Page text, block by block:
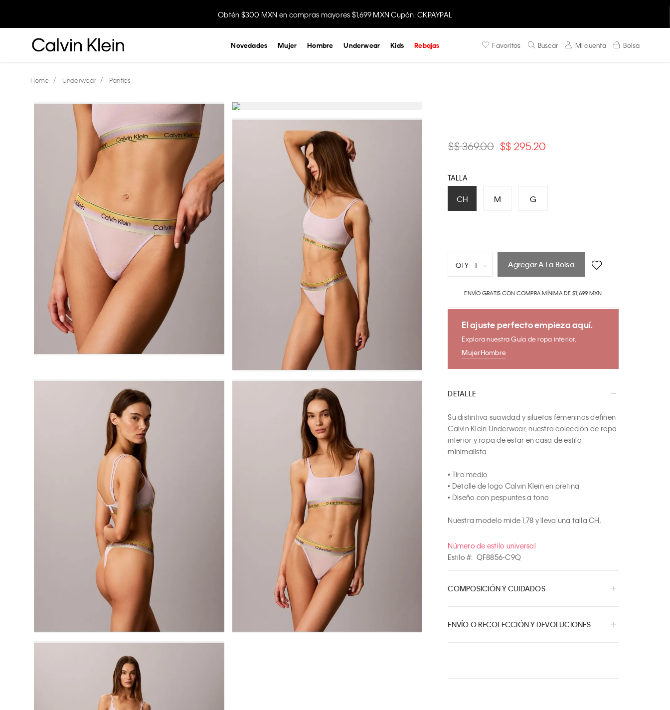
Obtén $300 MXN en compras mayores $1,699 MXN Cupón: CKPAYPAL
Disfruta envío gratis comprando en la app.
Favoritos Buscar Mi cuenta Bolsa
Novedades Mujer Hombre Underwear Kids Rebajas
Underwear Panties
$ 369.00 $ 295.20
TALLA
CH M G
QTY 1
3
8
10
Agregar A La Bolsa
ENVÍO GRATIS CON COMPRA MÍNIMA DE $1,699 MXN
El ajuste perfecto empieza aquí.
Explora nuestra Guía de ropa interior.
MujerHombre
DETALLE
Su distintiva suavidad y siluetas femeninas definen
Calvin Klein Underwear, nuestra colección de ropa
interior y ropa de estar en casa de estilo
minimalista.
• Tiro medio
• Detalle de logo Calvin Klein en pretina
• Diseño con pespuntes a tono
Nuestra modelo mide 1,78 y lleva una talla CH.
Número de estilo universal
Estilo #: QF8856-C9Q
COMPOSICIÓN Y CUIDADOS
ENVÍO O RECOLECCIÓN Y DEVOLUCIONES